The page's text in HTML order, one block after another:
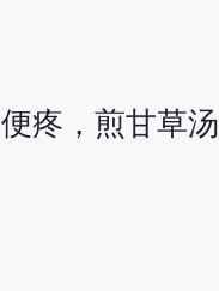
疼，煎甘草汤